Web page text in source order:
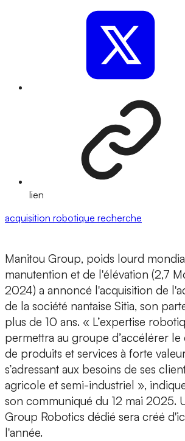
lien
acquisition robotique recherche
Manitou Group, poids lourd
manutention et de l'élévation (2,7
2024) a annoncé l'acquisition de l'
de la société nantaise Sitia, son
plus de 10 ans. « L’expertise
permettra au groupe d’accélérer
de produits et services à forte
s’adressant aux besoins de ses
agricole et semi-industriel »,
son communiqué du 12 mai 2025.
Group Robotics dédié sera créé
l'année.